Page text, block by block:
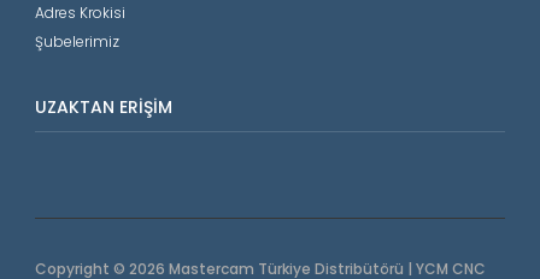
Adres Krokisi
Şubelerimiz
UZAKTAN ERIŞIM
Copyright © 2026 Mastercam Türkiye Distribütörü | YCM CNC